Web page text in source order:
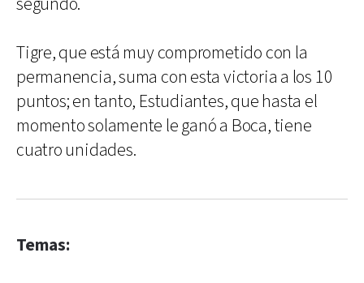
Tigre, que está muy comprometido con la
permanencia, suma con esta victoria a los 10
puntos; en tanto, Estudiantes, que hasta el
momento solamente le ganó a Boca, tiene
cuatro unidades.
Temas: